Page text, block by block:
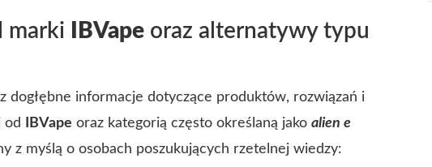
marki IBVape oraz alternatywy typu
dogłębne informacje dotyczące produktów, rozwiązań i
od
IBVape oraz kategorią często określaną jako alien e
z myślą o osobach poszukujących rzetelnej wiedzy: